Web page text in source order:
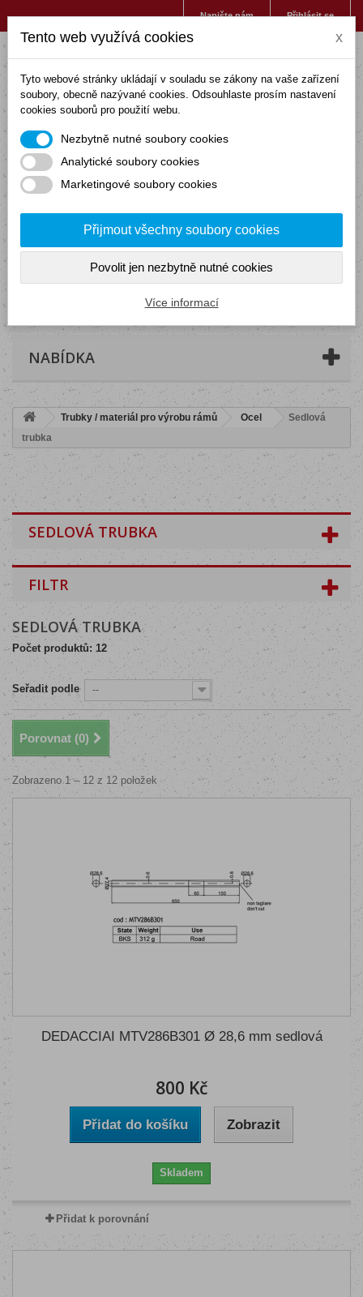
Přihlásit se
Napište nám
(prázdný)
NABÍDKA
Trubky / materiál pro výrobu rámů Ocel
Sedlová
trubka
SEDLOVÁ TRUBKA
FILTR
SEDLOVÁ TRUBKA
Počet produktů: 12
Seřadit podle --
Porovnat (0)
Zobrazeno 1 – 12 z 12 položek
DEDACCIAI MTV286B301 Ø 28,6 mm sedlová
800 Kč
Přidat do košíku Zobrazit
Skladem
Přidat k porovnání
Tento web využívá cookies x
Tyto webové stránky ukládají v souladu se zákony na vaše zařízení
soubory, obecně nazývané cookies. Odsouhlaste prosím nastavení
cookies souborů pro použití webu.
Nezbytně nutné soubory cookies
Analytické soubory cookies
Marketingové soubory cookies
Přijmout všechny soubory cookies
Povolit jen nezbytně nutné cookies
Více informací